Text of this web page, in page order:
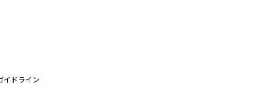
イドライン